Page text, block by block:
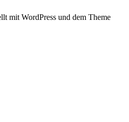
mit WordPress und dem Theme